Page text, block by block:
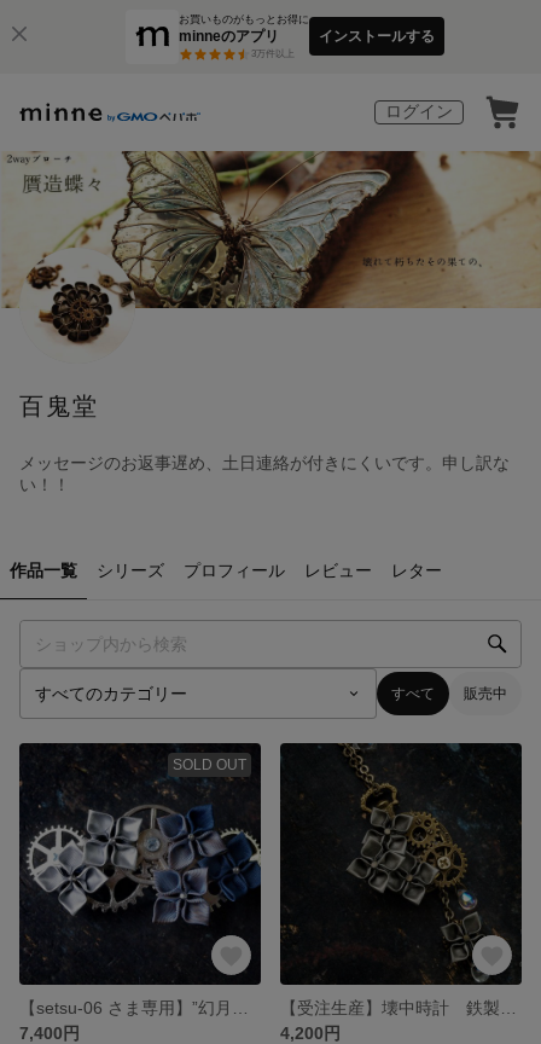
お買いものがもっとお得に
minneのアプリ
3万件以上
インストールする
ログイン
百鬼堂
メッセージのお返事遅め、土日連絡が付きにくいです。申し訳な
い！！
作品一覧 シリーズ プロフィール レビュー レター
すべて 販売中
SOLD OUT
7,400円
4,200円